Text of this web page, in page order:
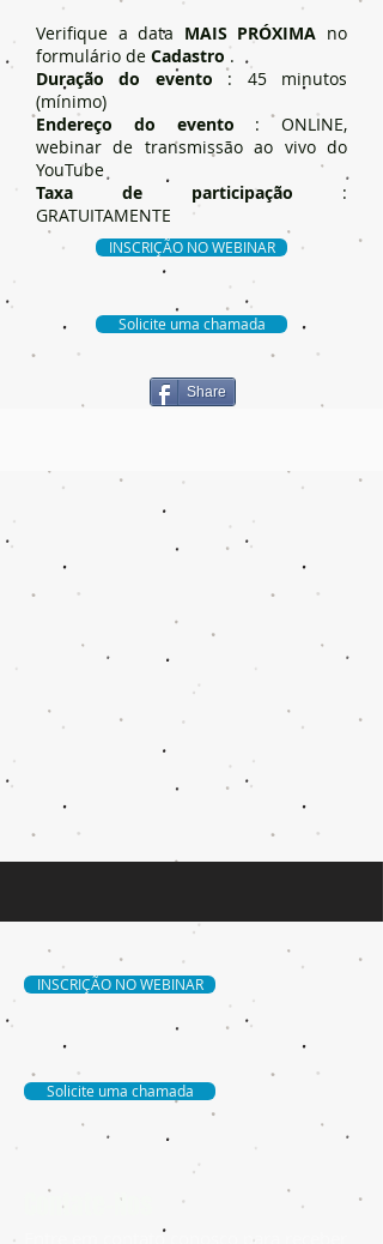
Verifique a data MAIS PRÓXIMA no
formulário de Cadastro .
Duração do evento : 45 minutos
(mínimo)
Endereço do evento : ONLINE,
webinar de transmissão ao vivo do
YouTube
Taxa de participação :
GRATUITAMENTE
INSCRIÇÃO NO WEBINAR
Solicite uma chamada
Share
INSCRIÇÃO NO WEBINAR
Solicite uma chamada
Contate-Nos
Entre em contato conosco para receber